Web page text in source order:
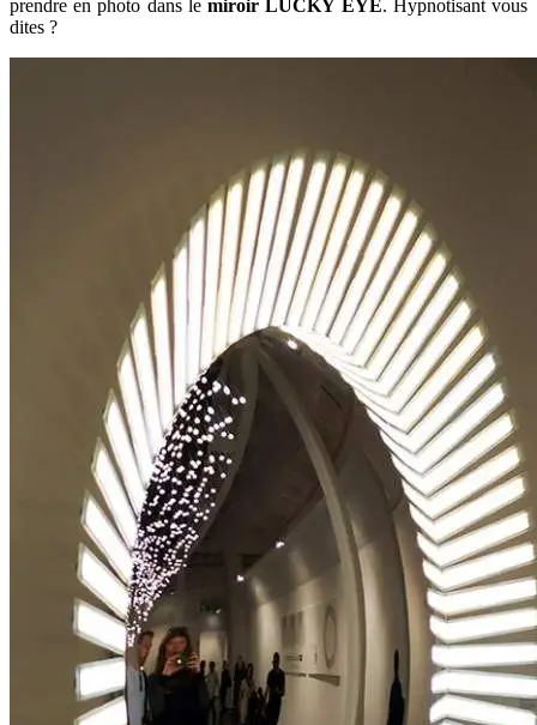
prendre en photo dans lemiroir LUCKY EYE. Hypnotisant vous
dites ?